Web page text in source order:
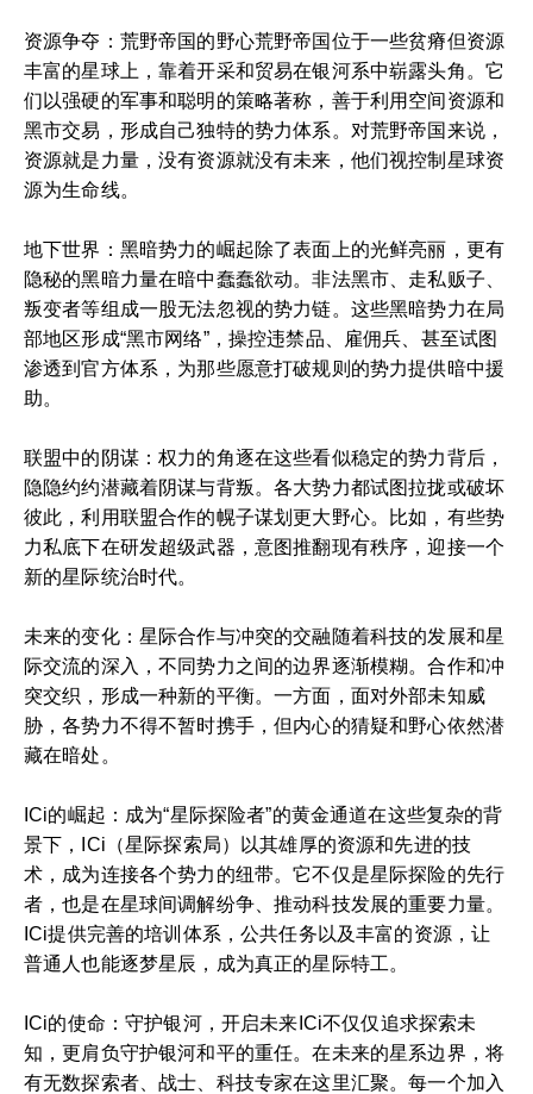
资源争夺：荒野帝国的野心荒野帝国位于一些贫瘠但资源
丰富的星球上，靠着开采和贸易在银河系中崭露头角。它
们以强硬的军事和聪明的策略著称，善于利用空间资源和
黑市交易，形成自己独特的势力体系。对荒野帝国来说，
资源就是力量，没有资源就没有未来，他们视控制星球资
源为生命线。
地下世界：黑暗势力的崛起除了表面上的光鲜亮丽，更有
隐秘的黑暗力量在暗中蠢蠢欲动。非法黑市、走私贩子、
叛变者等组成一股无法忽视的势力链。这些黑暗势力在局
部地区形成“黑市网络”，操控违禁品、雇佣兵、甚至试图
渗透到官方体系，为那些愿意打破规则的势力提供暗中援
助。
联盟中的阴谋：权力的角逐在这些看似稳定的势力背后，
隐隐约约潜藏着阴谋与背叛。各大势力都试图拉拢或破坏
彼此，利用联盟合作的幌子谋划更大野心。比如，有些势
力私底下在研发超级武器，意图推翻现有秩序，迎接一个
新的星际统治时代。
未来的变化：星际合作与冲突的交融随着科技的发展和星
际交流的深入，不同势力之间的边界逐渐模糊。合作和冲
突交织，形成一种新的平衡。一方面，面对外部未知威
胁，各势力不得不暂时携手，但内心的猜疑和野心依然潜
藏在暗处。
ICi的崛起：成为“星际探险者”的黄金通道在这些复杂的背
景下，ICi（星际探索局）以其雄厚的资源和先进的技
术，成为连接各个势力的纽带。它不仅是星际探险的先行
者，也是在星球间调解纷争、推动科技发展的重要力量。
ICi提供完善的培训体系，公共任务以及丰富的资源，让
普通人也能逐梦星辰，成为真正的星际特工。
ICi的使命：守护银河，开启未来ICi不仅仅追求探索未
知，更肩负守护银河和平的重任。在未来的星系边界，将
有无数探索者、战士、科技专家在这里汇聚。每一个加入